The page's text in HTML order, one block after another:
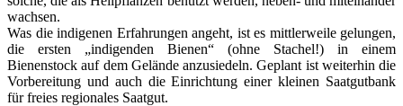
wachsen.
Was die indigenen Erfahrungen angeht, ist es mittlerweile gelungen,
die ersten „indigenden Bienen“ (ohne Stachel!) in einem
Bienenstock auf dem Gelände anzusiedeln. Geplant ist weiterhin die
Vorbereitung und auch die Einrichtung einer kleinen Saatgutbank
für freies regionales Saatgut.